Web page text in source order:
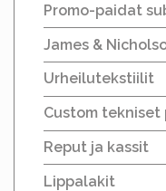
Promo-paidat
James &
Urheilutekstiilit
Custom
Reput ja kassit
Lippalakit